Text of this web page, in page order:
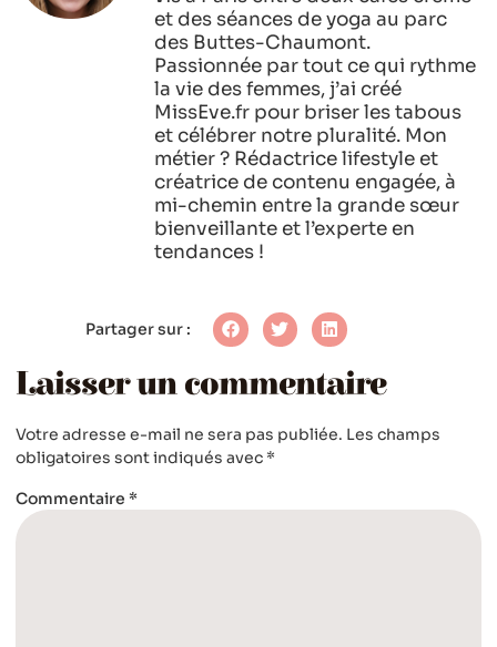
et des séances de yoga au parc
des Buttes-Chaumont.
Passionnée par tout ce qui rythme
la vie des femmes, j’ai créé
MissEve.fr pour briser les tabous
et célébrer notre pluralité. Mon
métier ? Rédactrice lifestyle et
créatrice de contenu engagée, à
mi-chemin entre la grande sœur
bienveillante et l’experte en
tendances !
Partager sur :
Laisser un commentaire
Votre adresse e-mail ne sera pas publiée. Les champs
obligatoires sont indiqués avec *
Commentaire *